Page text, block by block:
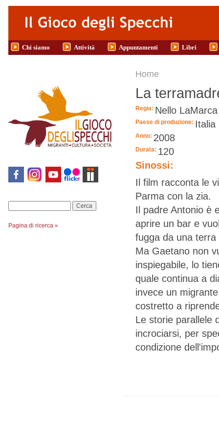
Salta al contenuto principale
Chi siamo Attività Appuntamenti Libri
Pagina di ricerca »
Tu sei qui
Home
La
Regia: Nello LaMarca
Paese di produzione: Italia
Anno: 2008
Durata: 120
Sinossi:
Il film racconta le
Parma con la zia.
Il padre Antonio è
aprire un bar e
fugga da una
Ma Gaetano non
inspiegabile, lo
quale continua a
invece un
costretto a
Le storie parallele
incrociarsi, per
condizione